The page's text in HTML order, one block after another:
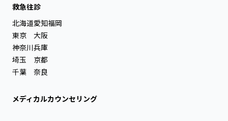
救急往診
北海道
東京
神奈川
埼玉
千葉
愛知
大阪
兵庫
京都
奈良
福岡
メディカルカウンセリング